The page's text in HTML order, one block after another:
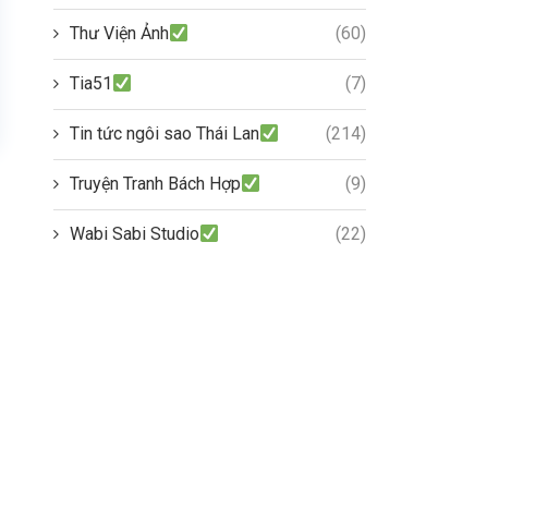
Thư Viện Ảnh (60)
Tia51 (7)
Tin tức ngôi sao Thái Lan (214)
Truyện Tranh Bách Hợp (9)
Wabi Sabi Studio (22)